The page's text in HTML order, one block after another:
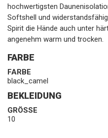
hochwertigsten
Softshell und
Spirit die Hände auch unter
angenehm warm und trocken.
FARBE
FARBE
black_camel
BEKLEIDUNG
GRÖSSE
10